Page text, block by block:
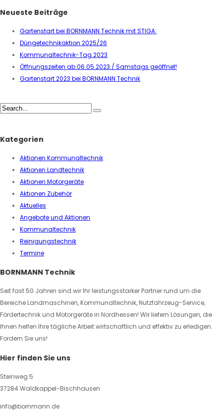
Neueste Beiträge
Gartenstart bei BORNMANN Technik mit STIGA:
Düngetechnikaktion 2025/26
Kommunaltechnik-Tag 2023
Öffnungszeiten ab 06.05.2023 / Samstags geöffnet!
Gartenstart 2023 bei BORNMANN Technik
Kategorien
Aktionen Kommunaltechnik
Aktionen Landtechnik
Aktionen Motorgeräte
Aktionen Zubehör
Aktuelles
Angebote und Aktionen
Kommunaltechnik
Reinigungstechnik
Termine
BORNMANN Technik
Seit fast 50 Jahren sind wir Ihr leistungsstarker Partner rund um die
Bereiche Landmaschinen, Kommunaltechnik, Nutzfahrzeug-Service,
Fördertechnik und Motorgeräte in Nordhessen! Wir liefern Lösungen, die
Ihnen helfen Ihre tägliche Arbeit wirtschaftlich und effektiv zu erledigen.
Fordern Sie uns!
Hier finden Sie uns
Steinweg 5
37284 Waldkappel-Bischhausen
info@bornmann.de